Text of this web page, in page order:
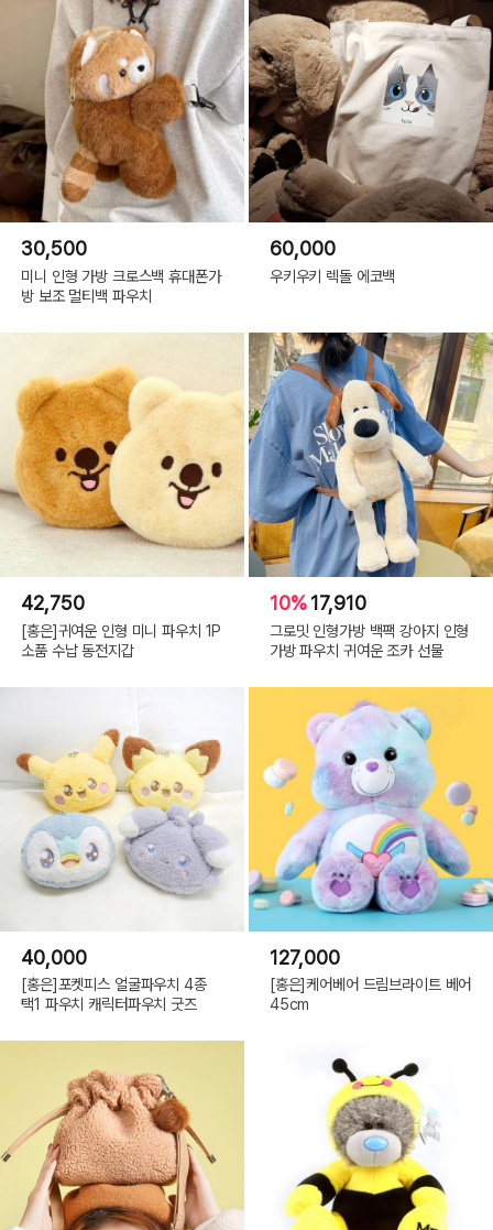
30,500
미니 인형 가방 크로스백 휴대폰가
방 보조 멀티백 파우치
60,000
우키우키 렉돌 에코백
42,750
[홍은]귀여운 인형 미니 파우치 1P
소품 수납 동전지갑
10%17,910
그로밋 인형가방 백팩 강아지 인형
가방 파우치 귀여운 조카 선물
40,000
[홍은]포켓피스 얼굴파우치 4종
택1 파우치 캐릭터파우치 굿즈
127,000
[홍은]케어베어 드림브라이트 베어
45cm